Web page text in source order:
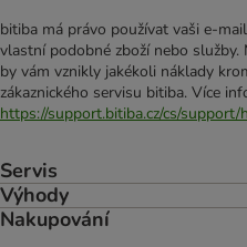
bitiba má právo používat vaši e-
vlastní podobné zboží nebo
by vám vznikly jakékoli náklady
zákaznického servisu bitiba. Více
https://support.bitiba.cz/cs/support/
Servis
Výhody
Nakupování